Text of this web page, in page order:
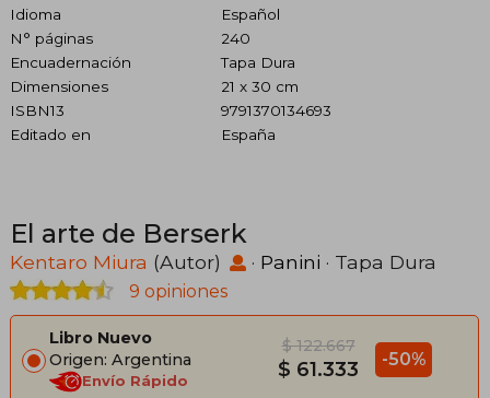
Idioma
Español
N° páginas
240
Encuadernación
Tapa Dura
Dimensiones
21 x 30 cm
ISBN13
9791370134693
Editado en
España
El arte de Berserk
Kentaro Miura (Autor) · Panini · Tapa Dura
9 opiniones
Libro Nuevo
Origen: Argentina
Envío Rápido
$ 122.667
$ 61.333 -50%